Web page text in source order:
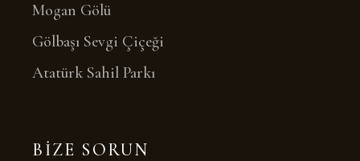
Mogan Gölü
Gölbaşı Sevgi Çiçeği
Atatürk Sahil Parkı
BIZE SORUN